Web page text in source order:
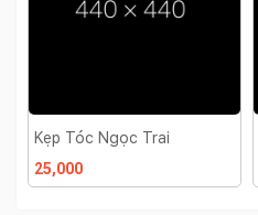
Kẹp Tóc Ngọc Trai
25,000